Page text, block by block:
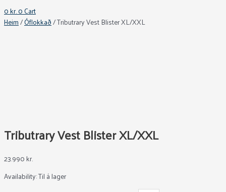
0kr.0Cart
Heim/Óflokkað/ Tributrary Vest Blister XL/XXL
Tributrary Vest Blister XL/XXL
23.990kr.
Availability:Til á lager